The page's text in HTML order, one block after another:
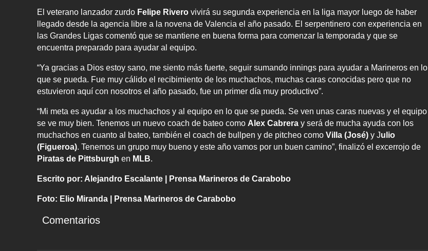
El veterano lanzador zurdo Felipe Rivero vivirá su segunda experiencia en la liga mayor luego de haber
llegado desde la agencia libre a la novena de Valencia el año pasado. El serpentinero con experiencia en
las Grandes Ligas comentó que se mantiene en buena forma para comenzar la temporada y que se
encuentra preparado para ayudar al equipo.
“Ya gracias a Dios estoy sano, me siento más fuerte, seguir sumando innings para ayudar a Marineros en lo
que se pueda. Fue muy cálido el recibimiento de los muchachos, muchas caras conocidas pero que no
estuvieron aquí con nosotros el año pasado, fue un primer día muy productivo”.
“Mi meta es ayudar a los muchachos y al equipo en lo que se pueda. Se ven unas caras nuevas y el equipo
se ve muy bien. Tenemos un nuevo coach de bateo como Alex Cabrera y será de mucha ayuda con los
muchachos en cuanto al bateo, también el coach de bullpen y de pitcheo como Villa (José) y Julio
(Figueroa). Tenemos un grupo muy bueno y este año vamos por un buen camino”, finalizó el excerrojo de
Piratas de Pittsburgh en MLB.
Escrito por: Alejandro Escalante | Prensa Marineros de Carabobo
Foto: Elio Miranda | Prensa Marineros de Carabobo
Comentarios